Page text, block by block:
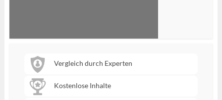
Vergleich durch Experten
Kostenlose Inhalte